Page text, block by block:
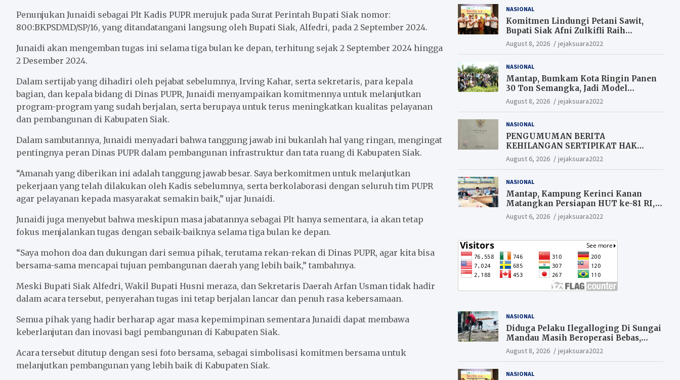
Penunjukan Junaidi sebagai Plt Kadis PUPR merujuk pada Surat Perintah Bupati Siak nomor:
800:BKPSDMD/SP/16, yang ditandatangani langsung oleh Bupati Siak, Alfedri, pada 2 September 2024.
Junaidi akan mengemban tugas ini selama tiga bulan ke depan, terhitung sejak 2 September 2024 hingga
2 Desember 2024.
Dalam sertijab yang dihadiri oleh pejabat sebelumnya, Irving Kahar, serta sekretaris, para kepala
bagian, dan kepala bidang di Dinas PUPR, Junaidi menyampaikan komitmennya untuk melanjutkan
program-program yang sudah berjalan, serta berupaya untuk terus meningkatkan kualitas pelayanan
dan pembangunan di Kabupaten Siak.
Dalam sambutannya, Junaidi menyadari bahwa tanggung jawab ini bukanlah hal yang ringan, mengingat
pentingnya peran Dinas PUPR dalam pembangunan infrastruktur dan tata ruang di Kabupaten Siak.
“Amanah yang diberikan ini adalah tanggung jawab besar. Saya berkomitmen untuk melanjutkan
pekerjaan yang telah dilakukan oleh Kadis sebelumnya, serta berkolaborasi dengan seluruh tim PUPR
agar pelayanan kepada masyarakat semakin baik,” ujar Junaidi.
Junaidi juga menyebut bahwa meskipun masa jabatannya sebagai Plt hanya sementara, ia akan tetap
fokus menjalankan tugas dengan sebaik-baiknya selama tiga bulan ke depan.
“Saya mohon doa dan dukungan dari semua pihak, terutama rekan-rekan di Dinas PUPR, agar kita bisa
bersama-sama mencapai tujuan pembangunan daerah yang lebih baik,” tambahnya.
Meski Bupati Siak Alfedri, Wakil Bupati Husni meraza, dan Sekretaris Daerah Arfan Usman tidak hadir
dalam acara tersebut, penyerahan tugas ini tetap berjalan lancar dan penuh rasa kebersamaan.
Semua pihak yang hadir berharap agar masa kepemimpinan sementara Junaidi dapat membawa
keberlanjutan dan inovasi bagi pembangunan di Kabupaten Siak.
Acara tersebut ditutup dengan sesi foto bersama, sebagai simbolisasi komitmen bersama untuk
melanjutkan pembangunan yang lebih baik di Kabupaten Siak.
NASIONAL
Komitmen Lindungi Petani Sawit,
Bupati Siak Afni Zulkifli Raih
Penghargaan SIEXPO 2026
August 8, 2026 jejaksuara2022
NASIONAL
Mantap, Bumkam Kota Ringin Panen
30 Ton Semangka, Jadi Model
Ketahanan Pangan Siak.
August 8, 2026 jejaksuara2022
NASIONAL
PENGUMUMAN BERITA
KEHILANGAN SERTIPIKAT HAK
MILIK (SHM).
August 6, 2026 jejaksuara2022
NASIONAL
Mantap, Kampung Kerinci Kanan
Matangkan Persiapan HUT ke-81 RI,
Warga yang ikut Upacara
Berkesempatan Raih Hadiah
August 6, 2026 jejaksuara2022
NASIONAL
Diduga Pelaku Ilegalloging Di Sungai
Mandau Masih Beroperasi Bebas,
Masyarakat Minta Aparat Penegak
Hukum Segera Tangkap Aktor Dan
August 8, 2026 jejaksuara2022
NASIONAL